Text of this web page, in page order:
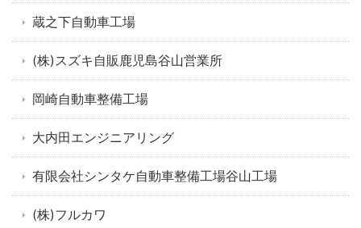
蔵之下自動車工場
(株)スズキ自販鹿児島谷山営業所
岡崎自動車整備工場
大内田エンジニアリング
有限会社シンタケ自動車整備工場谷山工場
(株)フルカワ